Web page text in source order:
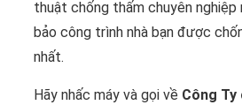
thuật chống thấm chuyên nghiệp
bảo công trình nhà bạn được
nhất.
Hãy nhấc máy và gọi về Công